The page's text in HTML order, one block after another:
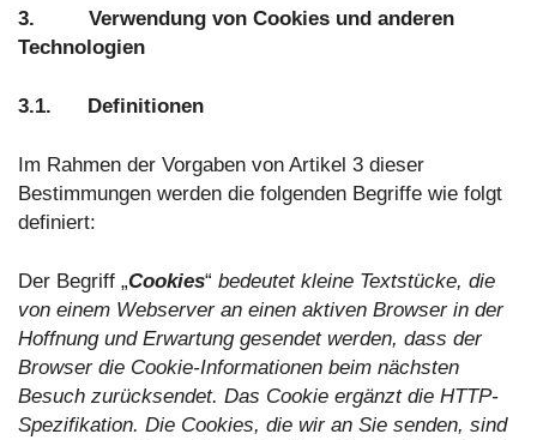
3. Verwendung von Cookies und anderen
Technologien
3.1. Definitionen
Im Rahmen der Vorgaben von Artikel 3 dieser
Bestimmungen werden die folgenden Begriffe wie folgt
definiert:
Der Begriff „Cookies“ bedeutet kleine Textstücke, die
von einem Webserver an einen aktiven Browser in der
Hoffnung und Erwartung gesendet werden, dass der
Browser die Cookie-Informationen beim nächsten
Besuch zurücksendet. Das Cookie ergänzt die HTTP-
Spezifikation. Die Cookies, die wir an Sie senden, sind